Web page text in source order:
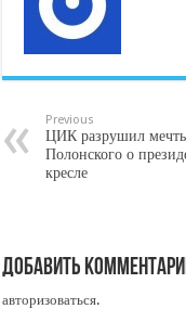
Previous
ЦИК разрушил
Полонского о
кресле
Добавить
авторизоваться.